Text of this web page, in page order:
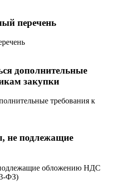
перечень
дополнительные
закупки
требования к
не подлежащие
обложению НДС
ФЗ)